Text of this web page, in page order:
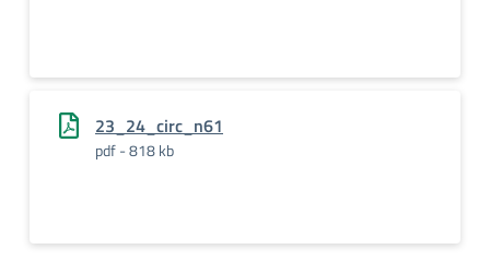
23_24_circ_n61
pdf - 818 kb